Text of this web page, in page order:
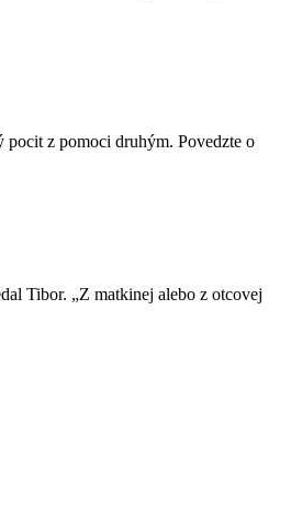
z pomoci druhým. Povedzte o
Tibor. „Z matkinej alebo z otcovej